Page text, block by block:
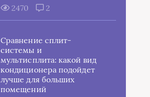
2470
2
Сравнение сплит-
системы и
мультисплита: какой вид
кондиционера подойдет
лучше для больших
помещений